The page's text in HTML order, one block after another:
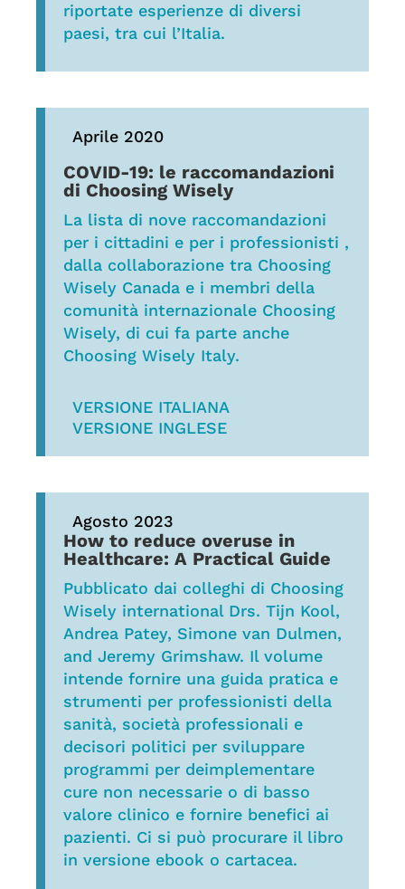
riportate esperienze di diversi
paesi, tra cui l’Italia.
Aprile 2020
COVID-19: le raccomandazioni
di Choosing Wisely
La lista di nove raccomandazioni
per i cittadini e per i professionisti ,
dalla collaborazione tra Choosing
Wisely Canada e i membri della
comunità internazionale Choosing
Wisely, di cui fa parte anche
Choosing Wisely Italy.
VERSIONE ITALIANA
VERSIONE INGLESE
Agosto 2023
How to reduce overuse in
Healthcare: A Practical Guide
Pubblicato dai colleghi di Choosing
Wisely international Drs. Tijn Kool,
Andrea Patey, Simone van Dulmen,
and Jeremy Grimshaw. Il volume
intende fornire una guida pratica e
strumenti per professionisti della
sanità, società professionali e
decisori politici per sviluppare
programmi per deimplementare
cure non necessarie o di basso
valore clinico e fornire benefici ai
pazienti. Ci si può procurare il libro
in versione ebook o cartacea.